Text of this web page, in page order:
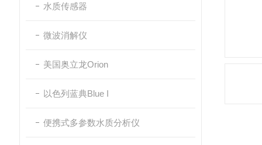
水质传感器
微波消解仪
美国奥立龙Orion
以色列蓝典Blue I
便携式多参数水质分析仪